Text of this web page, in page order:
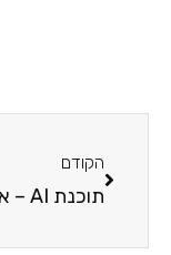
הקודם